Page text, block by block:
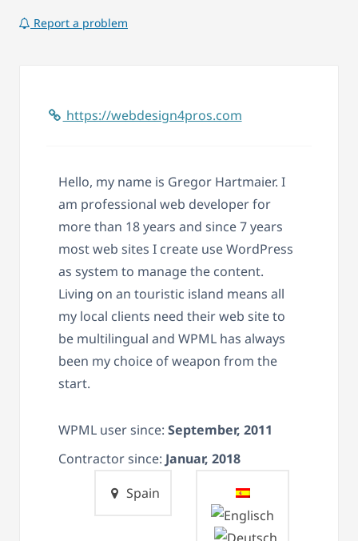
Report a problem
https://webdesign4pros.com
Hello, my name is Gregor Hartmaier. I
am professional web developer for
more than 18 years and since 7 years
most web sites I create use WordPress
as system to manage the content.
Living on an touristic island means all
my local clients need their web site to
be multilingual and WPML has always
been my choice of weapon from the
start.
WPML user since: September, 2011
Contractor since: Januar, 2018
Spain